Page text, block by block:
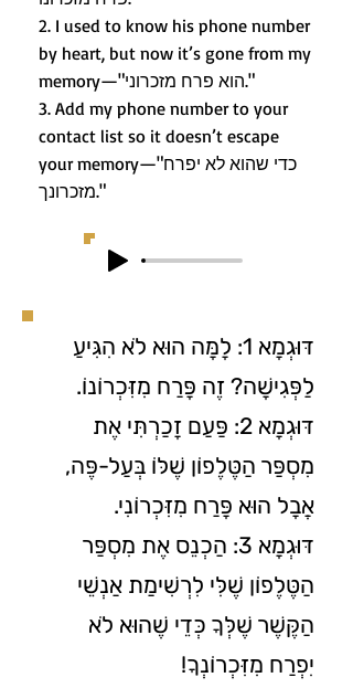
2. I used to know his phone number
by heart, but now it’s gone from my
memory—"הוא פרח מזכרוני."
3. Add my phone number to your
contact list so it doesn’t escape
your memory—"כדי שהוא לא יפרח
מזכרונך."
דּוּגְמָא 1: לָמָּה הוּא לֹא הִגִּיעַ
לַפְּגִישָׁה? זֶה פָּרַח מִזִּכְרוֹנוֹ.
דּוּגְמָא 2: פַּעַם זָכַרְתִּי אֶת
מִסְפַּר הַטֶּלֶפוֹן שֶׁלּוֹ בְּעַל-פֶּה,
אֲבָל הוּא פָּרַח מִזִּכְרוֹנִי.
דּוּגְמָא 3: הַכְנֵס אֶת מִסְפַּר
הַטֶּלֶפוֹן שֶׁלִּי לִרְשִׁימַת אַנְשֵׁי
הַקֶּשֶׁר שֶׁלְּךָ כְּדֵי שֶׁהוּא לֹא
יִפְרַח מִזִּכְרוֹנְךָ!